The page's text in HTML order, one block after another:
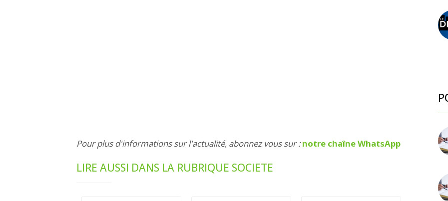
Pour plus d'informations sur l'actualité, abonnez vous sur :notre chaîne WhatsApp
LIRE AUSSI DANS LA RUBRIQUE SOCIETE